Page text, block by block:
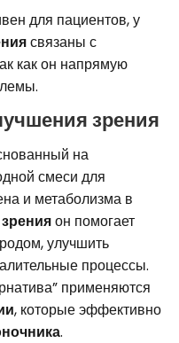
для пациентов, у
связаны с
как он напрямую
зрения
на
смеси для
и метаболизма в
зренияон помогает
улучшить
процессы.
применяются
, которые эффективно
.